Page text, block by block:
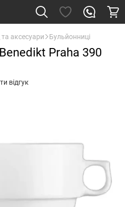
аксесуари Бульйонниці
Praha 390
відгук